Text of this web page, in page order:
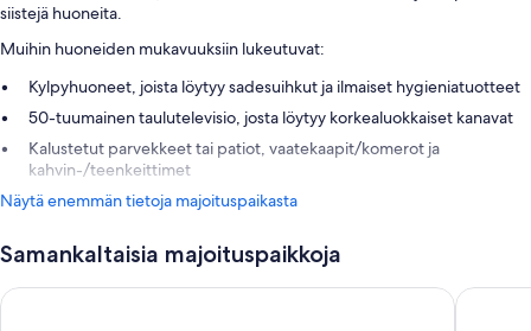
siistejä huoneita.
Muihin huoneiden mukavuuksiin lukeutuvat:
Kylpyhuoneet, joista löytyy sadesuihkut ja ilmaiset hygieniatuotteet
50-tuumainen taulutelevisio, josta löytyy korkealuokkaiset kanavat
Kalustetut parvekkeet tai patiot, vaatekaapit/komerot ja
kahvin-/teenkeittimet
Näytä enemmän tietoja majoituspaikasta
Samankaltaisia majoituspaikkoja
Margaritaville Island Reserve Riviera Maya - An Adults Only
Sensira